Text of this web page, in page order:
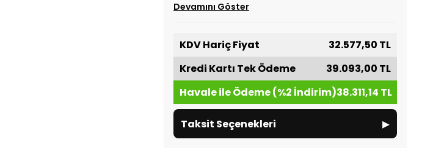
Devamını Göster
KDV Hariç Fiyat
32.577,50 TL
Kredi Kartı Tek Ödeme
39.093,00 TL
Havale ile Ödeme (%2 İndirim)38.311,14 TL
Taksit Seçenekleri ▸